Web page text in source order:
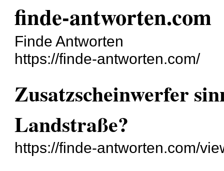
finde-antworten.com
Finde Antworten
https://finde-antworten.com/
Zusatzscheinwerfer
Landstraße?
https://finde-antworten.com/